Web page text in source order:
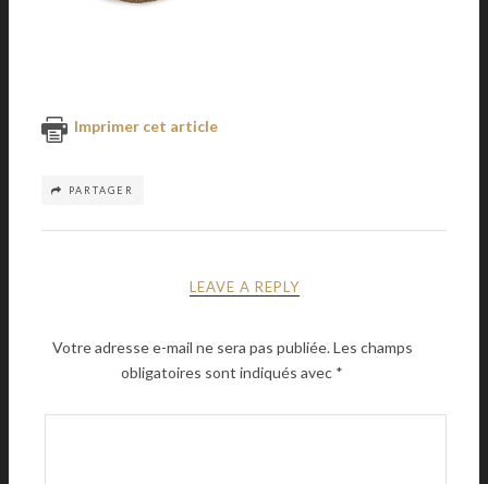
Imprimer cet article
PARTAGER
LEAVE A REPLY
Votre adresse e-mail ne sera pas publiée.Les champs
obligatoires sont indiqués avec *